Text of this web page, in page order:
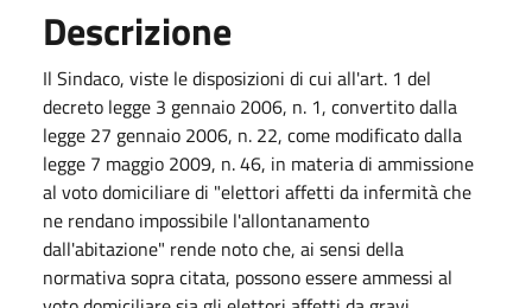
Descrizione
Il Sindaco, viste le disposizioni di cui all'art. 1 del
decreto legge 3 gennaio 2006, n. 1, convertito dalla
legge 27 gennaio 2006, n. 22, come modificato dalla
legge 7 maggio 2009, n. 46, in materia di ammissione
al voto domiciliare di "elettori affetti da infermità che
ne rendano impossibile l'allontanamento
dall'abitazione" rende noto che, ai sensi della
normativa sopra citata, possono essere ammessi al